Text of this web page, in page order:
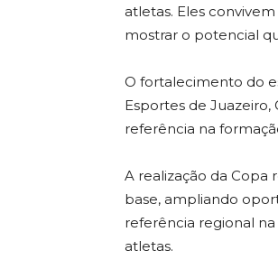
atletas. Eles
mostrar o potencial
O fortalecimento do
Esportes de
referência na
A realização da
base, ampliando
referência regional
atletas.